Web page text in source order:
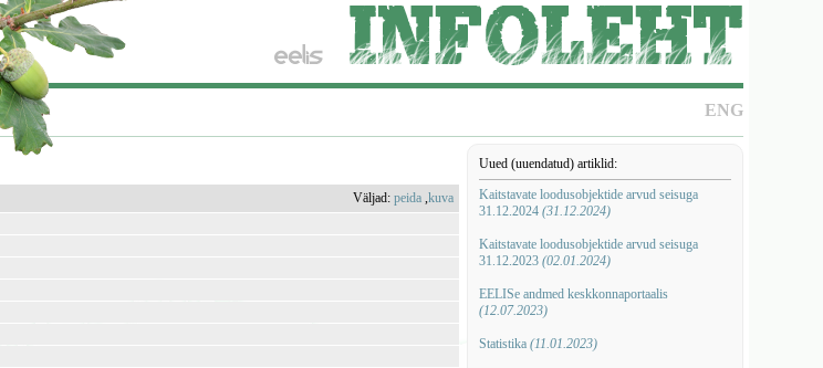
ENG
Uued (uuendatud) artiklid:
Kaitstavate loodusobjektide arvud seisuga
31.12.2024 (31.12.2024)
Kaitstavate loodusobjektide arvud seisuga
31.12.2023 (02.01.2024)
EELISe andmed keskkonnaportaalis
(12.07.2023)
Statistika (11.01.2023)
Väljad:peida ,kuva